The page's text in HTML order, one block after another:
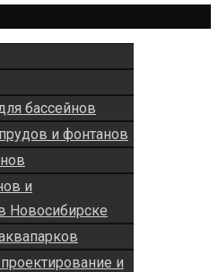
бассейнов
и фонтанов
и
Новосибирске
и